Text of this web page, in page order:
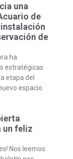
una
de
de
ha
estratégicas
etapa del
espacio
un feliz
Nos leemos